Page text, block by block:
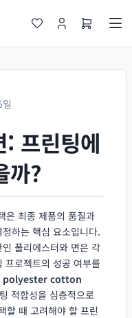
프린팅에
까?
은 최종 제품의 품질과
하는 핵심 요소입니다.
폴리에스터와 면은 각
프로젝트의 성공 여부를
polyester cotton
적합성을 심층적으로
할 때 고려해야 할 프린